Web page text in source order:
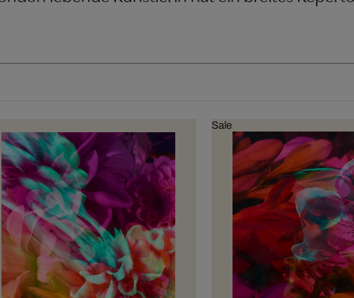
Sale